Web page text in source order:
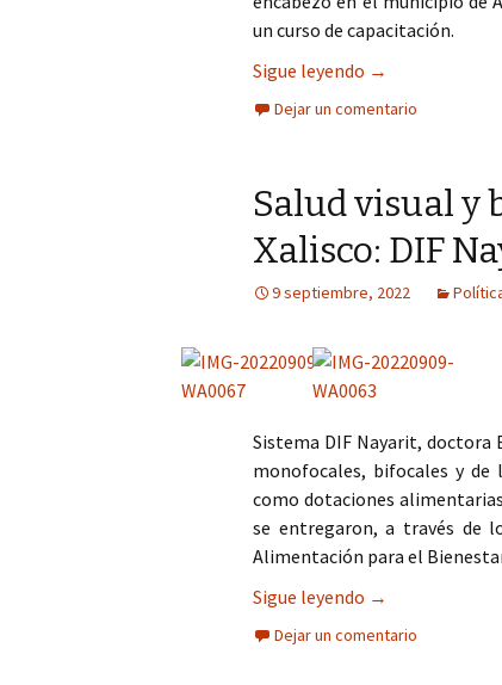
un curso de capacitación.
Sigue leyendo Salud visual y
→
Dejar un comentario
Salud visual y
Xalisco: DIF
9 septiembre, 2022
Sistema DIF Nayarit, doctora
monofocales, bifocales y de
como dotaciones
se entregaron, a través de
Alimentación para el
Sigue leyendo Salud visual y
→
Dejar un comentario